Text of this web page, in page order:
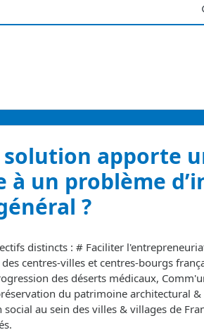
apporte
à un problème
?
distincts : # Faciliter
centres-villes et centres-bourgs
des déserts médicaux,
du patrimoine architectural &
au sein des villes & villages de